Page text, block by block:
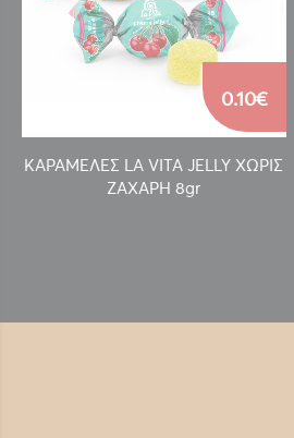
ΚΑΡΑΜΕΛΕΣ LA VITA JELLY ΧΩΡΙΣ
ΖΑΧΑΡΗ 8gr
0.10€